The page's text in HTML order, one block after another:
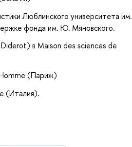
Люблинского университета им.
фонда им. Ю. Мяновского.
в Maison des sciences de
(Париж)
(Италия).